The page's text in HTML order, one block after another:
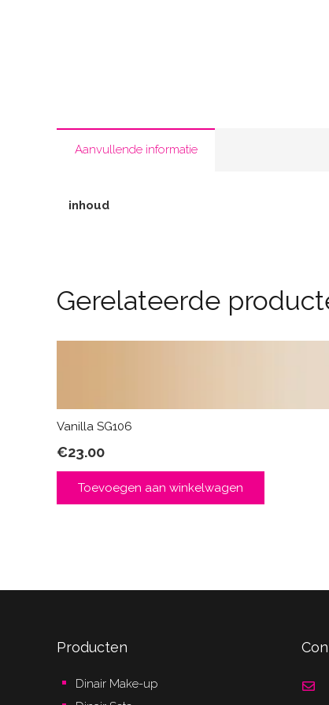
Aanvullende informatie
inhoud
Gerelateerde
Vanilla SG106
€23.00
Toevoegen aan winkelwagen
Producten
Dinair Make-up